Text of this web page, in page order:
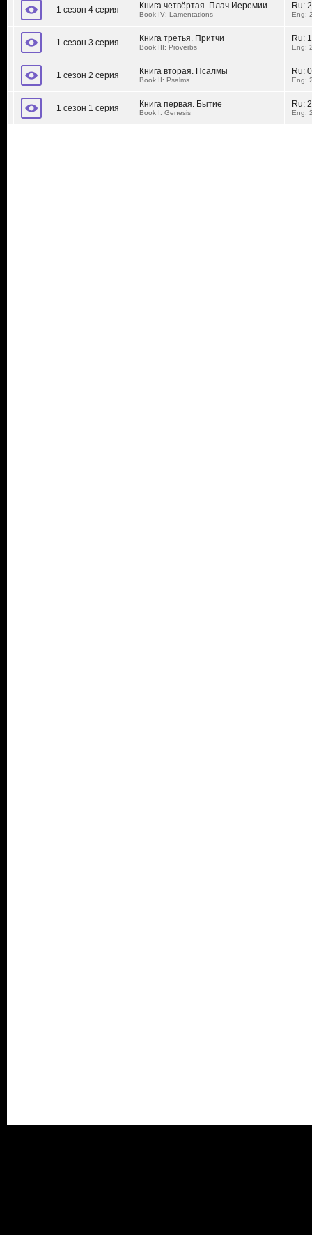
1 сезон 4 серия Книга четвёртая. Плач Иеремии
Book IV: Lamentations
Ru:
Eng:
1 сезон 3 серия Книга третья. Притчи
Book III: Proverbs
Ru:
Eng:
1 сезон 2 серия Книга вторая. Псалмы
Book II: Psalms
Ru:
Eng:
1 сезон 1 серия Книга первая. Бытие
Book I: Genesis
Ru:
Eng: